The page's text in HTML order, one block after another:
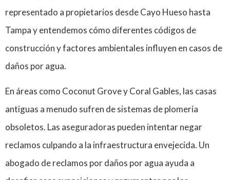
representado a propietarios desde Cayo Hueso hasta
Tampa y entendemos cómo diferentes códigos de
construcción y factores ambientales influyen en casos de
daños por agua.
En áreas como Coconut Grove y Coral Gables, las casas
antiguas a menudo sufren de sistemas de plomería
obsoletos. Las aseguradoras pueden intentar negar
reclamos culpando a la infraestructura envejecida. Un
abogado de reclamos por daños por agua ayuda a